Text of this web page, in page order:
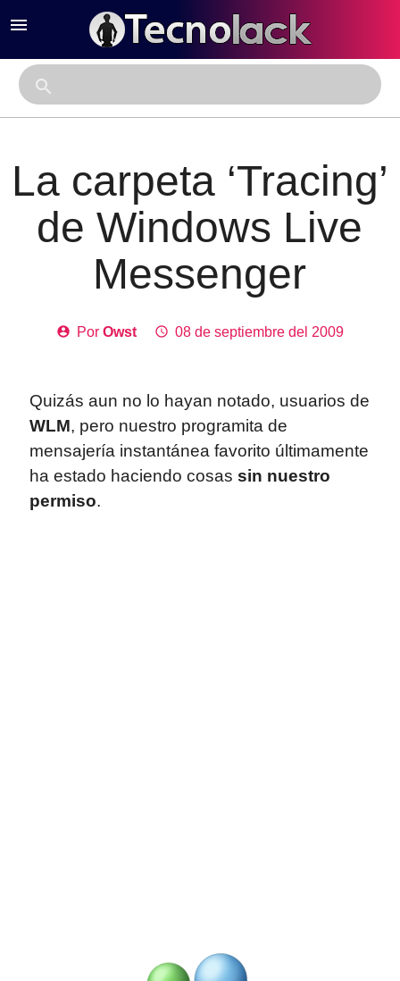
menu
search
La carpeta ‘Tracing’
de Windows Live
Messenger
account_circle Por Owst access_time 08 de septiembre del 2009
Quizás aun no lo hayan notado, usuarios de
WLM, pero nuestro programita de
mensajería instantánea favorito últimamente
ha estado haciendo cosas sin nuestro
permiso.